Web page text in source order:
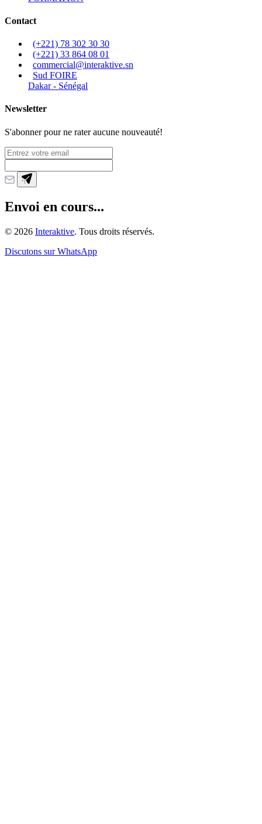
Contact
(+221) 78 302 30 30
(+221) 33 864 08 01
commercial@interaktive.sn
Sud FOIRE
Dakar - Sénégal
Newsletter
S'abonner pour ne rater aucune nouveauté!
Envoi en cours...
© 2026 Interaktive. Tous droits réservés.
Discutons sur WhatsApp